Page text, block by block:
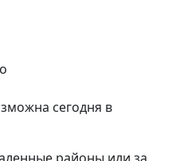
сегодня в